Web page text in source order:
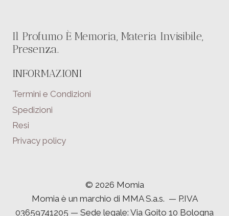
Il Profumo È Memoria, Materia Invisibile,
Presenza.
INFORMAZIONI
Termini e Condizioni
Spedizioni
Resi
Privacy policy
© 2026 Momia
Momia è un marchio di MMA S.a.s. — P.IVA
03659741205 — Sede legale: Via Goito 10 Bologna